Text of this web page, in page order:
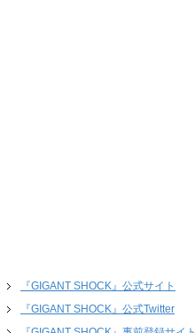
『GIGANT SHOCK』公式サイト
『GIGANT SHOCK』公式Twitter